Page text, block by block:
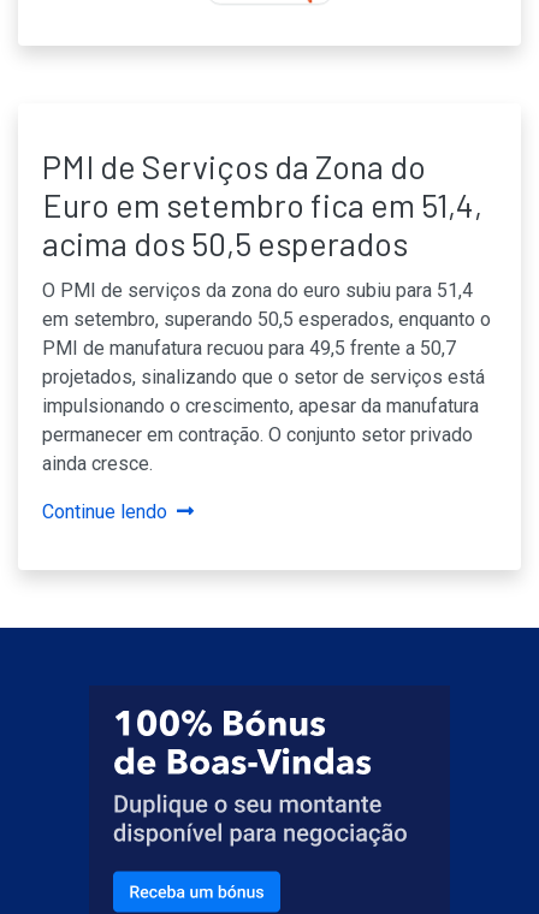
PMI de Serviços da Zona do
Euro em setembro fica em 51,4,
acima dos 50,5 esperados
O PMI de serviços da zona do euro subiu para 51,4
em setembro, superando 50,5 esperados, enquanto o
PMI de manufatura recuou para 49,5 frente a 50,7
projetados, sinalizando que o setor de serviços está
impulsionando o crescimento, apesar da manufatura
permanecer em contração. O conjunto setor privado
ainda cresce.
Continue lendo